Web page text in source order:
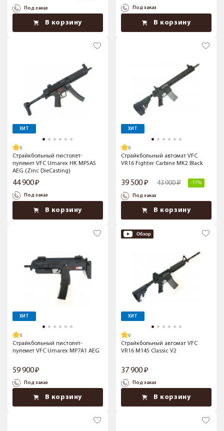
Под заказ
В корзину
Под заказ
В корзину
ХИТ
Страйкбольный пистолет-
пулемет VFC Umarex HK MP5A5
AEG (Zinc DieCasting)
44 900
Под заказ
В корзину
ХИТ
Страйкбольный автомат VFC
VR16 Fighter Carbine MK2 Black
39 500 43 900 -11%
Под заказ
В корзину
ХИТ
Страйкбольный пистолет-
пулемет VFC Umarex MP7A1 AEG
59 900
Под заказ
В корзину
ХИТ
Страйкбольный автомат VFC
VR16 M145 Classic V2
37 900
Под заказ
В корзину